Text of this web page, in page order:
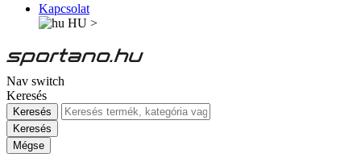
Kapcsolat
HU >
Nav switch
Keresés
Keresés
Keresés
Mégse